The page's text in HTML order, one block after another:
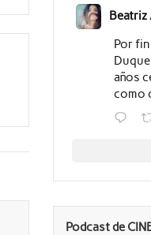
Beatriz
Por
años
como
Podcast de